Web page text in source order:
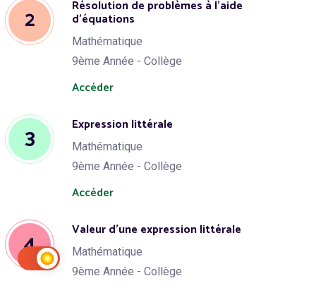
2 Résolution de problèmes à l'aide
d'équations
Mathématique
9ème Année - Collège
Accéder
3 Expression littérale
Mathématique
9ème Année - Collège
Accéder
4 Valeur d'une expression littérale
Mathématique
9ème Année - Collège